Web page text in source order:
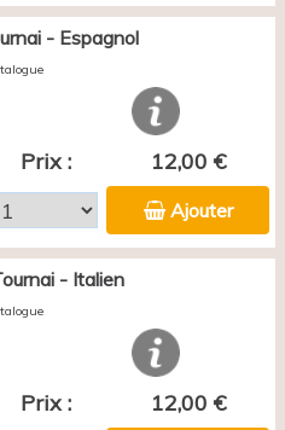
- Espagnol
Prix : 12,00 €
Ajouter
- Italien
Prix : 12,00 €